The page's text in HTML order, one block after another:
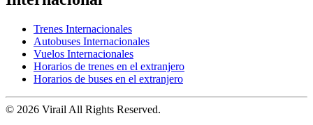
Trenes Internacionales
Autobuses Internacionales
Vuelos Internacionales
Horarios de trenes en el extranjero
Horarios de buses en el extranjero
© 2026 Virail All Rights Reserved.